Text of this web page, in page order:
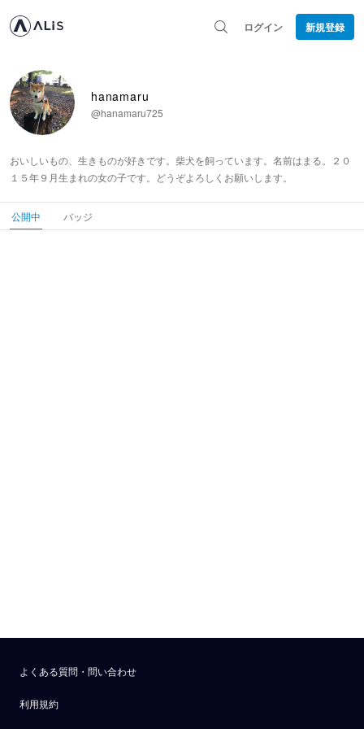
ログイン 新規登録
hanamaru
@hanamaru725
おいしいもの、生きものが好きです。柴犬を飼っています。名前はまる。２０
１５年９月生まれの女の子です。どうぞよろしくお願いします。
公開中 バッジ
よくある質問・問い合わせ
利用規約